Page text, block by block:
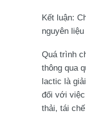
Kết luận:
nguyên
Quá trình
thông qua
lactic là
đối với
thải, tái